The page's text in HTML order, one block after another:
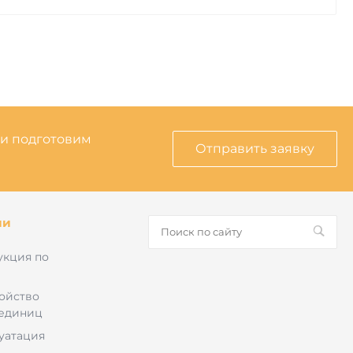
подготовим
Отправить заявку
по